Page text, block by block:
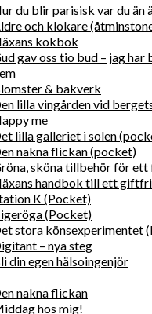
du blir parisisk var du än
och klokare
kokbok
gav oss tio bud – jag
& bakverk
lilla vingården vid
me
lilla galleriet i solen
nakna flickan (pocket)
sköna tillbehör för
handbok till ett
K (Pocket)
(Pocket)
stora könsexperimentet
– nya steg
din egen hälsoingenjör
nakna flickan
hos mig!